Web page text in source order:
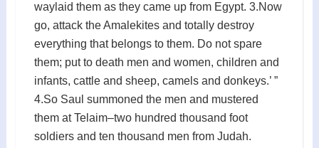
waylaid them as they came up from Egypt. 3.Now
go, attack the Amalekites and totally destroy
everything that belongs to them. Do not spare
them; put to death men and women, children and
infants, cattle and sheep, camels and donkeys.’ ”
4.So Saul summoned the men and mustered
them at Telaim–two hundred thousand foot
soldiers and ten thousand men from Judah.